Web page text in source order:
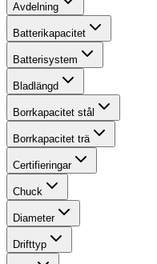
Avdelning
Batterikapacitet
Batterisystem
Bladlängd
Borrkapacitet stål
Borrkapacitet trä
Certifieringar
Chuck
Diameter
Drifttyp